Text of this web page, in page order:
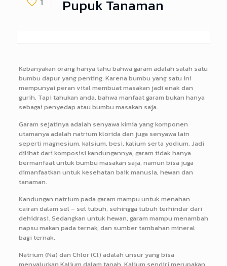
Pupuk Tanaman
Kebanyakan orang hanya tahu bahwa garam adalah salah satu
bumbu dapur yang penting. Karena bumbu yang satu ini
mempunyai peran vital membuat masakan jadi enak dan
gurih. Tapi tahukan anda, bahwa manfaat garam bukan hanya
sebagai penyedap atau bumbu masakan saja.
Garam sejatinya adalah senyawa kimia yang komponen
utamanya adalah natrium klorida dan juga senyawa lain
seperti magnesium, kalsium, besi, kalium serta yodium. Jadi
dilihat dari komposisi kandungannya, garam tidak hanya
bermanfaat untuk bumbu masakan saja, namun bisa juga
dimanfaatkan untuk kesehatan baik manusia, hewan dan
tanaman.
Kandungan natrium pada garam mampu untuk menahan
cairan dalam sel – sel tubuh, sehingga tubuh terhindar dari
dehidrasi. Sedangkan untuk hewan, garam mampu menambah
napsu makan pada ternak, dan sumber tambahan mineral
bagi ternak.
Natrium (Na) dan Chlor (Cl) adalah unsur yang bisa